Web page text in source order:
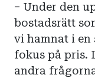
– Under den
bostadsrätt
vi hamnat i en
fokus på pris.
andra